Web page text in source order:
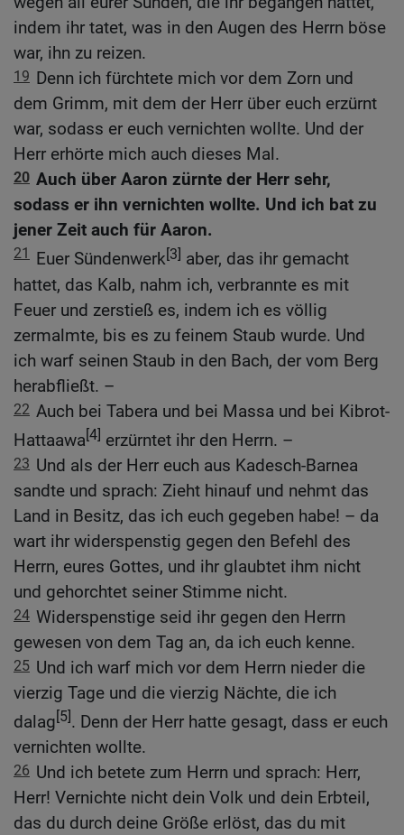
indem ihr tatet, was in den Augen des Herrn böse
war, ihn zu reizen.
19 Denn ich fürchtete mich vor dem Zorn und
dem Grimm, mit dem der Herr über euch erzürnt
war, sodass er euch vernichten wollte. Und der
Herr erhörte mich auch dieses Mal.
20 Auch über Aaron zürnte der Herr sehr,
sodass er ihn vernichten wollte. Und ich bat zu
jener Zeit auch für Aaron.
21 Euer Sündenwerk[3] aber, das ihr gemacht
hattet, das Kalb, nahm ich, verbrannte es mit
Feuer und zerstieß es, indem ich es völlig
zermalmte, bis es zu feinem Staub wurde. Und
ich warf seinen Staub in den Bach, der vom Berg
herabfließt. –
22 Auch bei Tabera und bei Massa und bei Kibrot-
Hattaawa[4] erzürntet ihr den Herrn. –
23 Und als der Herr euch aus Kadesch-Barnea
sandte und sprach: Zieht hinauf und nehmt das
Land in Besitz, das ich euch gegeben habe! – da
wart ihr widerspenstig gegen den Befehl des
Herrn, eures Gottes, und ihr glaubtet ihm nicht
und gehorchtet seiner Stimme nicht.
24 Widerspenstige seid ihr gegen den Herrn
gewesen von dem Tag an, da ich euch kenne.
25 Und ich warf mich vor dem Herrn nieder die
vierzig Tage und die vierzig Nächte, die ich
dalag[5]. Denn der Herr hatte gesagt, dass er euch
vernichten wollte.
26 Und ich betete zum Herrn und sprach: Herr,
Herr! Vernichte nicht dein Volk und dein Erbteil,
das du durch deine Größe erlöst, das du mit